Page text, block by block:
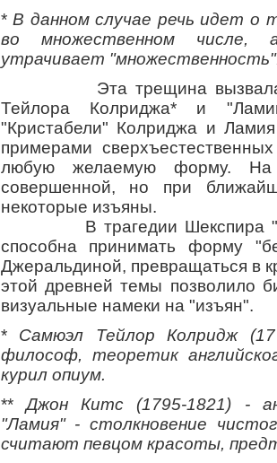
*В данном случае речь идет о
во множественном числе,
утрачивает
Эта трещина вызвала в
Тейлора Колриджа* и
"Кристабели" Колриджа и
примерами
любую желаемую форму. На
совершенной, но при
некоторые изъяны.
В трагедии Шекспира
способна принимать форму
Джеральдиной, превращаться в
этой древней темы позволило
визуальные намеки на "изъян".
* Самюэл Тейлор Колридж
философ, теоретик
курил опиум.
**Джон Китс (1795-1821) -
"Ламия" - столкновение
считают певцом красоты,